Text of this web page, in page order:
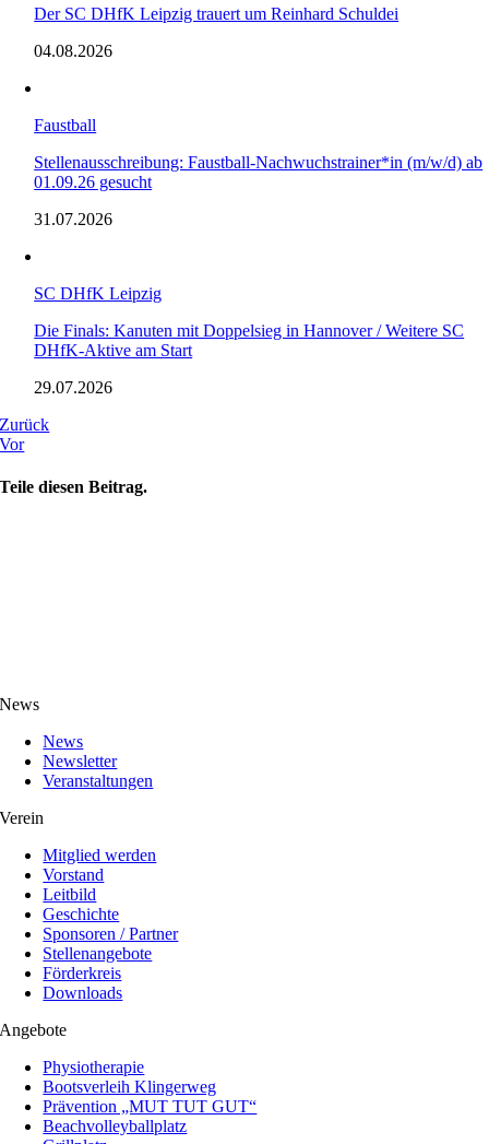
Der SC DHfK Leipzig trauert um Reinhard Schuldei
04.08.2026
Faustball
Stellenausschreibung: Faustball-Nachwuchstrainer*in (m/w/d) ab
01.09.26 gesucht
31.07.2026
SC DHfK Leipzig
Die Finals: Kanuten mit Doppelsieg in Hannover / Weitere SC
DHfK-Aktive am Start
29.07.2026
Zurück
Vor
Teile diesen Beitrag.
News
News
Newsletter
Veranstaltungen
Verein
Mitglied werden
Vorstand
Leitbild
Geschichte
Sponsoren / Partner
Stellenangebote
Förderkreis
Downloads
Angebote
Physiotherapie
Bootsverleih Klingerweg
Prävention „MUT TUT GUT“
Beachvolleyballplatz